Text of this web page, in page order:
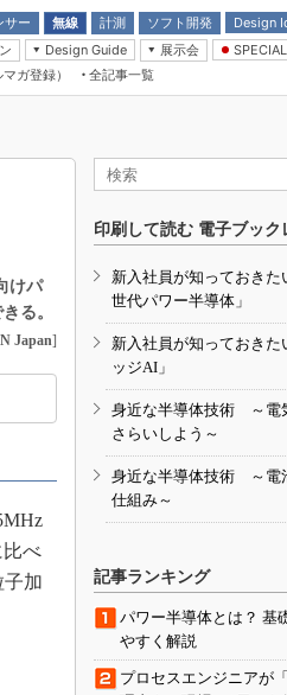
サー 無線 計測 ソフト開発
Design
アナログ機能回路
計測とテスト
Design Guide
展示会
ンピューティング展
SPECIAL
情報
ガ登録） 全記事一覧
けパ
る。
Japan]
比べ
子加
印刷して読む 電子ブック
新入社員が知っておき
世代パワー半導体」
新入社員が知っておき
ッジAI」
身近な半導体技術 ～電
さらいしよう～
身近な半導体技術 ～電
仕組み～
記事ランキング
パワー半導体とは？ 基
やすく解説
プロセスエンジニアが